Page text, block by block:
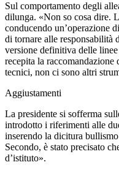
Sul comportamento degli
dilunga. «Non so cosa dire.
conducendo un’operazione
di tornare alle responsabilità
versione definitiva delle
recepita la
tecnici, non ci sono altri
Aggiustamenti
La presidente si sofferma
introdotto i riferimenti alle
inserendo la dicitura
Secondo, è stato precisato
d’istituto».